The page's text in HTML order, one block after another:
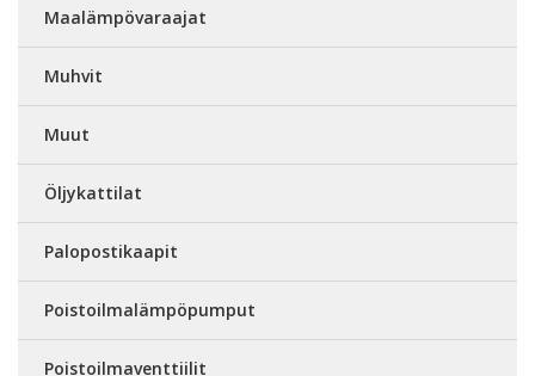
Maalämpövaraajat
Muhvit
Muut
Öljykattilat
Palopostikaapit
Poistoilmalämpöpumput
Poistoilmaventtiilit